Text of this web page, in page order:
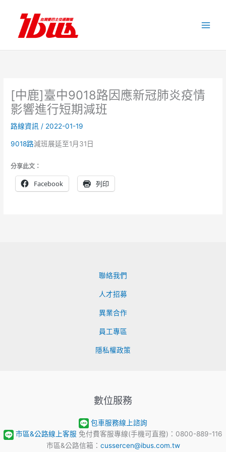
內
[中鹿]臺中9018路因應新冠肺炎疫情
影響進行短期減班
路線資訊 / 2022-01-19
9018路減班展延至1月31日
分享此文：
Facebook 列印
聯絡我們
人才招募
異業合作
員工專區
隱私權政策
數位服務
包車服務線上諮詢
市區&公路線上客服 免付費客服專線(手機可直撥)：0800-889-116
市區&公路信箱： cussercen@ibus.com.tw